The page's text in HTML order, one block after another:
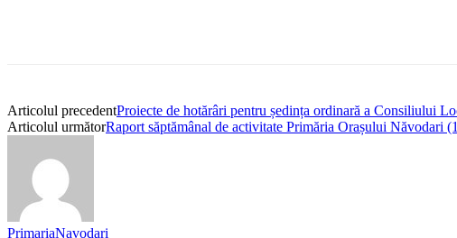
Articolul precedentProiecte de hotărâri pentru ședința ordinară a Consiliului
Articolul următorRaport săptămânal de activitate Primăria Orașului Năvodari
PrimariaNavodari